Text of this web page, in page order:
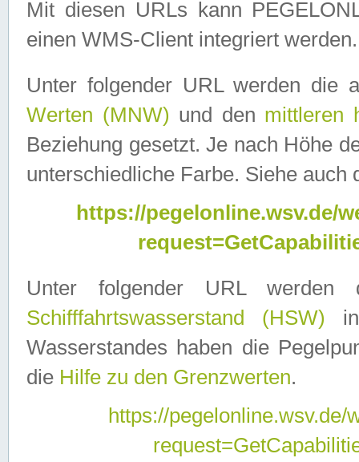
Mit diesen URLs kann
einen WMS-Client integriert werden.
Unter folgender URL werden die
Werten (MNW) und den mittleren
Beziehung gesetzt. Je nach Höhe
unterschiedliche Farbe. Siehe auch
https://pegelonline.wsv.de/
Unter folgender URL
Schifffahrtswasserstand (HSW)
Wasserstandes haben die
die Hilfe zu den Grenzwerten.
https://